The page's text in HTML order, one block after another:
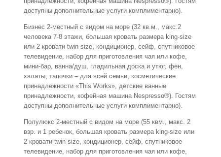
доступны дополнительные услуги комплиментарно).
Бизнес 2-местный с видом на море (32 кв.м., макс.2
человека 7-8 этажи, большая кровать размера king-size
или 2 кровати twin-size, кондиционер, сейф, спутниковое
телевидение, набор для приготовления чая или кофе,
мини-бар, ванна/душ, гладильная доска и утюг, фен,
халаты, тапочки – для всей семьи, косметические
принадлежности «This Works», детские ванные
принадлежности, кофейная машина Nespresso®). Гостям
доступны дополнительные услуги комплиментарно).
Полулюкс 2-местный с видом на море (55 квм., макс. 2
взр. и 1 ребенок, большая кровать размера king-size или
2 кровати twin-size, кондиционер, сейф, спутниковое
телевидение, набор для приготовления чая или кофе,